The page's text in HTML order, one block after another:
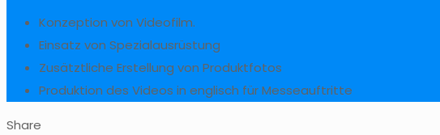
Konzeption von Videofilm.
Einsatz von Spezialausrüstung
Zusätztliche Erstellung von Produktfotos
Produktion des Videos in englisch für Messeauftritte
Share